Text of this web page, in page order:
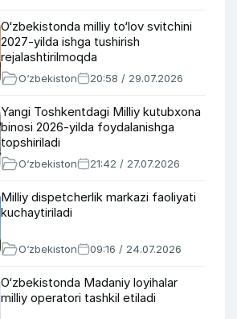
O‘zbekistonda milliy to‘lov svitchini
2027-yilda ishga tushirish
rejalashtirilmoqda
O‘zbekiston 20:58 / 29.07.2026
Yangi Toshkentdagi Milliy kutubxona
binosi 2026-yilda foydalanishga
topshiriladi
O‘zbekiston 21:42 / 27.07.2026
Milliy dispetcherlik markazi faoliyati
kuchaytiriladi
O‘zbekiston 09:16 / 24.07.2026
O‘zbekistonda Madaniy loyihalar
milliy operatori tashkil etiladi